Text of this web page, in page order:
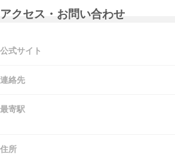
アクセス・お問い合わせ
公式サイト
連絡先
最寄駅
住所